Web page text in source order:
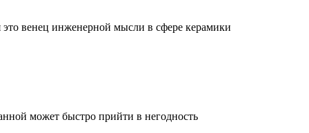
венец инженерной мысли в сфере керамики
может быстро прийти в негодность